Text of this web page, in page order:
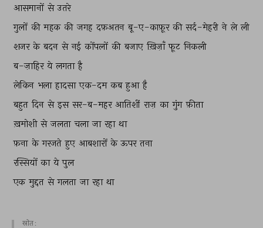
आसमानों से उतरे
गुलों की महक की जगह दफ़अतन बू-ए-काफ़ूर की सर्द-मेहरी ने ले ली
शजर के बदन से नई कोंपलों की बजाए ख़िज़ाँ फूट निकली
ब-ज़ाहिर ये लगता है
लेकिन भला हादसा एक-दम कब हुआ है
बहुत दिन से इस सर-ब-महर आतिशीं राज़ का गुंग फ़ीता
ख़मोशी से जलता चला जा रहा था
फ़ना के गरजते हुए आबशारों के ऊपर तना
रस्सियों का ये पुल
एक मुद्दत से गलता जा रहा था
स्रोत :